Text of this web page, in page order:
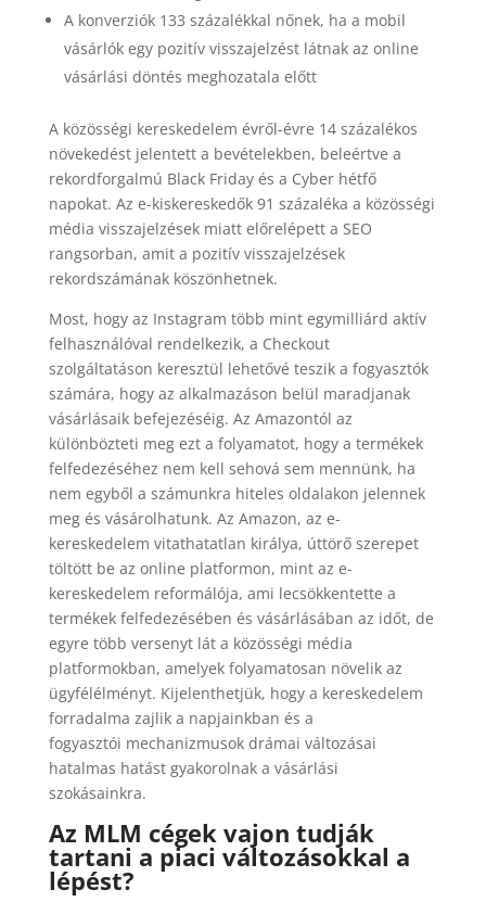
A konverziók 133 százalékkal nőnek, ha a mobil
vásárlók egy pozitív visszajelzést látnak az online
vásárlási döntés meghozatala előtt
A közösségi kereskedelem évről-évre 14 százalékos
növekedést jelentett a bevételekben, beleértve a
rekordforgalmú Black Friday és a Cyber ​​hétfő
napokat. Az e-kiskereskedők 91 százaléka a közösségi
média visszajelzések miatt előrelépett a SEO
rangsorban, amit a pozitív visszajelzések
rekordszámának köszönhetnek.
Most, hogy az Instagram több mint egymilliárd aktív
felhasználóval rendelkezik, a Checkout
szolgáltatáson keresztül lehetővé teszik a fogyasztók
számára, hogy az alkalmazáson belül maradjanak
vásárlásaik befejezéséig. Az Amazontól az
különbözteti meg ezt a folyamatot, hogy a termékek
felfedezéséhez nem kell sehová sem mennünk, ha
nem egyből a számunkra hiteles oldalakon jelennek
meg és vásárolhatunk. Az Amazon, az e-
kereskedelem vitathatatlan királya, úttörő szerepet
töltött be az online platformon, mint az e-
kereskedelem reformálója, ami lecsökkentette a
termékek felfedezésében és vásárlásában az időt, de
egyre több versenyt lát a közösségi média
platformokban, amelyek folyamatosan növelik az
ügyfélélményt. Kijelenthetjük, hogy a kereskedelem
forradalma zajlik a napjainkban és a
fogyasztói mechanizmusok drámai változásai
hatalmas hatást gyakorolnak a vásárlási
szokásainkra.
Az MLM cégek vajon tudják
tartani a piaci változásokkal a
lépést?